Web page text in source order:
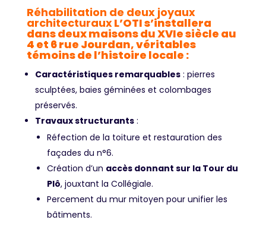
Réhabilitation de deux joyaux
architecturauxL’OTI s’installera
dans deux maisons du XVIe siècle au
4 et 6 rue Jourdan, véritables
témoins de l’histoire locale :
Caractéristiques remarquables: pierres
sculptées, baies géminées et colombages
préservés.
Travaux structurants:
Réfection de la toiture et restauration des
façades du n°6.
Création d’un accès donnant sur la Tour du
Plô, jouxtant la Collégiale.
Percement du mur mitoyen pour unifier les
bâtiments.